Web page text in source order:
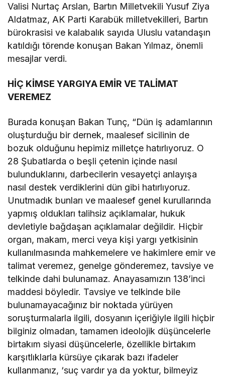
Valisi Nurtaç Arslan, Bartın Milletvekili Yusuf Ziya
Aldatmaz, AK Parti Karabük milletvekilleri, Bartın
bürokrasisi ve kalabalık sayıda Uluslu vatandaşın
katıldığı törende konuşan Bakan Yılmaz, önemli
mesajlar verdi.
HİÇ KİMSE YARGIYA EMİR VE TALİMAT
VEREMEZ
Burada konuşan Bakan Tunç, “Dün iş adamlarının
oluşturduğu bir dernek, maalesef sicilinin de
bozuk olduğunu hepimiz milletçe hatırlıyoruz. O
28 Şubatlarda o beşli çetenin içinde nasıl
bulunduklarını, darbecilerin vesayetçi anlayışa
nasıl destek verdiklerini dün gibi hatırlıyoruz.
Unutmadık bunları ve maalesef genel kurullarında
yapmış oldukları talihsiz açıklamalar, hukuk
devletiyle bağdaşan açıklamalar değildir. Hiçbir
organ, makam, merci veya kişi yargı yetkisinin
kullanılmasında mahkemelere ve hakimlere emir ve
talimat veremez, genelge gönderemez, tavsiye ve
telkinde dahi bulunamaz. Anayasamızın 138’inci
maddesi böyledir. Tavsiye ve telkinde bile
bulunamayacağınız bir noktada yürüyen
soruşturmalarla ilgili, dosyanın içeriğiyle ilgili hiçbir
bilginiz olmadan, tamamen ideolojik düşüncelerle
birtakım siyasi düşüncelerle, özellikle birtakım
karşıtlıklarla kürsüye çıkarak bazı ifadeler
kullanmanız, ‘suç vardır ya da yoktur, bilmeyiz